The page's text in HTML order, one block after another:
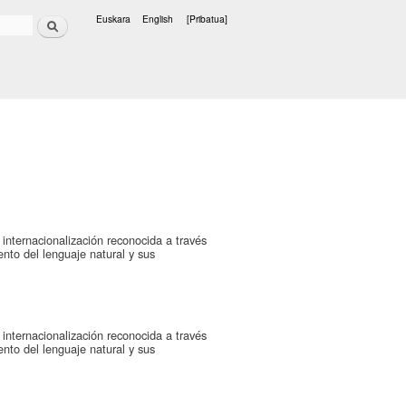
Bilatu Euskara English [Pribatua]
reconocida a través
del lenguaje natural y sus
reconocida a través
del lenguaje natural y sus